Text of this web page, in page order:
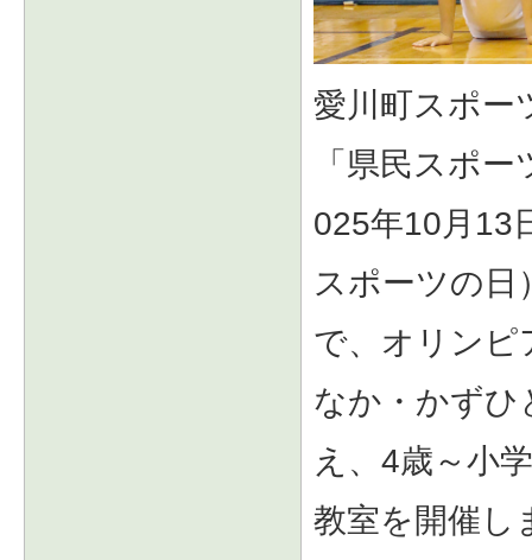
愛川町スポー
「県民スポ
025年10月13
スポーツの日
で、オリンピ
なか・かずひ
え、4歳～小
教室を開催し